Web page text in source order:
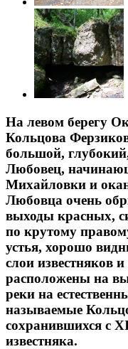
На левом берегу
Кольцова
большой,
Любовец,
Михайловки и
Любовца очень
выходы красных,
по крутому
устья, хорошо
слои известняков
расположены на
реки на
называемые
сохранившихся с
известняка.